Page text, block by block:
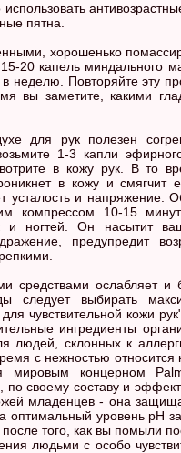
пятна.
хорошенько
20 капель миндального
неделю. Повторяйте эту
вы заметите, какими
для рук полезен
1-3 капли
в кожу рук. В то
в кожу и смягчит
усталость и напряжение.
компрессом 10-15
и ногтей. Он насытит
предупредит
средствами ослабляет и
следует выбирать
чувствительной кожи
ингредиенты
людей, склонных к
с нежностью относится
мировым концерном
по своему составу и
младенцев - она
оптимальный уровень pH
того, как вы помыли
людьми с особо